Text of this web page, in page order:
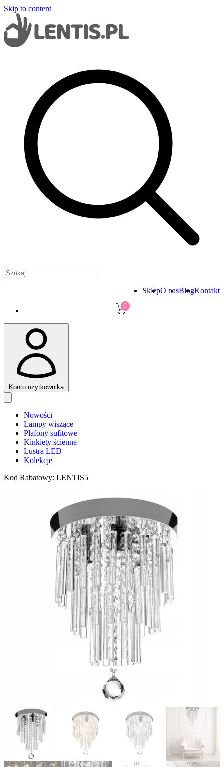
Skip to content
SklepO nasBlogKontakt
0
Konto użytkownika
Nowości
Lampy wiszące
Plafony sufitowe
Kinkiety ścienne
Lustra LED
Kolekcje
Kod Rabatowy: LENTIS5